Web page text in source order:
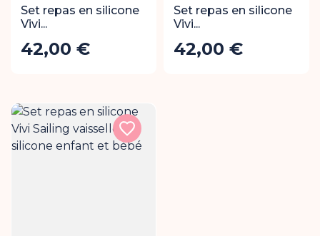
Set repas en silicone
Vivi...
Prix
42,00 €
Set repas en silicone
Vivi...
Prix
42,00 €